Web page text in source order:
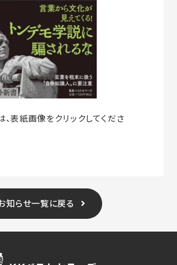
表紙画像をクリックしてくださ
知らせ一覧に戻る